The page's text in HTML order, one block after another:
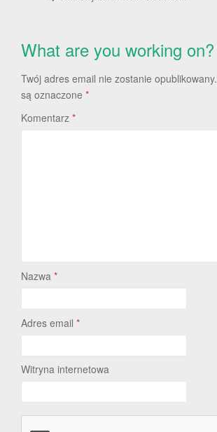
What are you working on?
Twój adres email nie zostanie opublikowany.
są oznaczone *
Komentarz *
Nazwa *
Adres email *
Witryna internetowa